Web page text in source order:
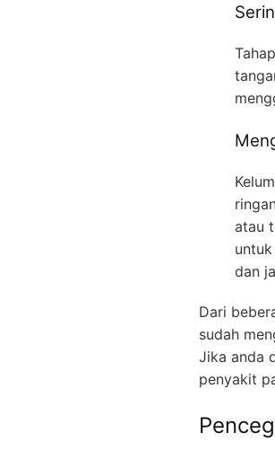
atau
dan
Dari
sudah
Jika anda
penyakit